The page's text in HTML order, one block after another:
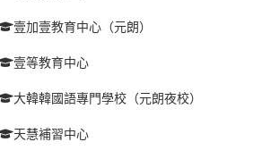
壹加壹教育中心（元朗）
壹等教育中心
大韓韓國語專門學校（元朗夜校）
天慧補習中心